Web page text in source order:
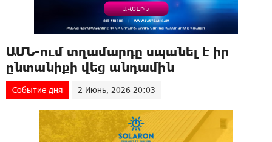
ԱՄՆ-ում տղամարդը uպանել է իր
ընտանիքի վեց անդամին
Событие дня 2 Июнь, 2026 20:03